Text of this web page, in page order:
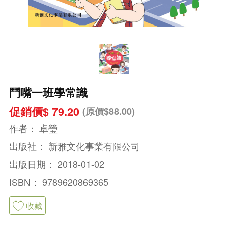
鬥嘴一班學常識
促銷價$ 79.20 (原價$88.00)
作者： 卓瑩
出版社： 新雅文化事業有限公司
出版日期： 2018-01-02
ISBN： 9789620869365
收藏